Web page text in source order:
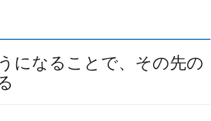
になることで、その先の